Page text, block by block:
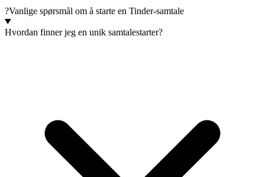
?Vanlige spørsmål om å starte en Tinder-samtale
Hvordan finner jeg en unik samtalestarter?